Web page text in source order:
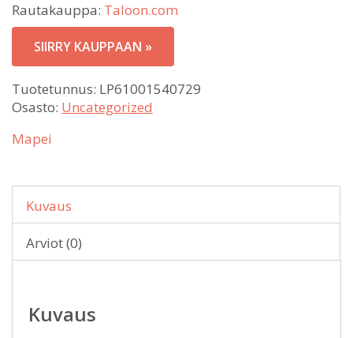
Rautakauppa: Taloon.com
SIIRRY KAUPPAAN »
Tuotetunnus: LP61001540729
Osasto: Uncategorized
Mapei
Kuvaus
Arviot (0)
Kuvaus